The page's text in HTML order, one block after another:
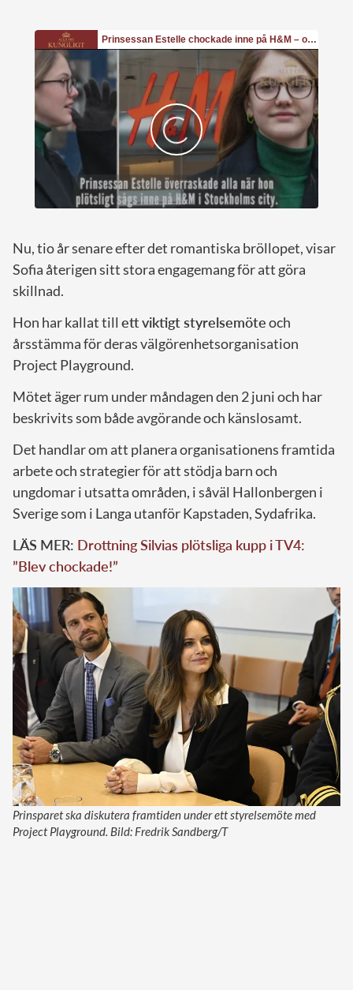
Nu, tio år senare efter det romantiska bröllopet, visar
Sofia återigen sitt stora engagemang för att göra
skillnad.
Hon har kallat till ett viktigt styrelsemöteoch
årsstämma för deras välgörenhetsorganisation
Project Playground.
Mötet äger rum under måndagen den 2 juni och har
beskrivits som både avgörande och känslosamt.
Det handlar om att planera organisationens framtida
arbete och strategier för att stödja barn och
ungdomar i utsatta områden, i såväl Hallonbergen i
Sverige som i Langa utanför Kapstaden, Sydafrika.
LÄS MER: Drottning Silvias plötsliga kupp i TV4:
”Blev chockade!”
Prinsparet ska diskutera framtiden under ett styrelsemöte med
Project Playground. Bild: Fredrik Sandberg/T